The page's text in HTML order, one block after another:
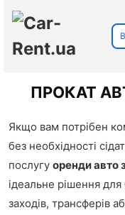
ПРОКАТ
Якщо вам потрібен
без необхідності
послугу оренди авто
ідеальне рішення
заходів, трансферів